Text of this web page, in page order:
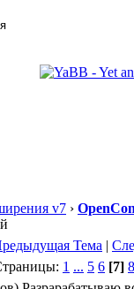
v7 ›
Тема |
1 ... 5 6 [7] 8